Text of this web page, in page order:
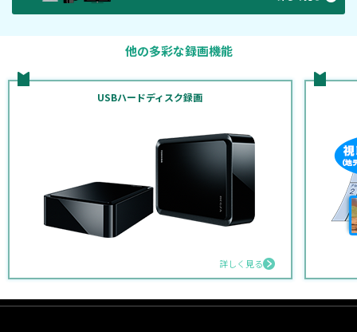
他の多彩な録画機能
USBハードディスク録画
詳しく見る